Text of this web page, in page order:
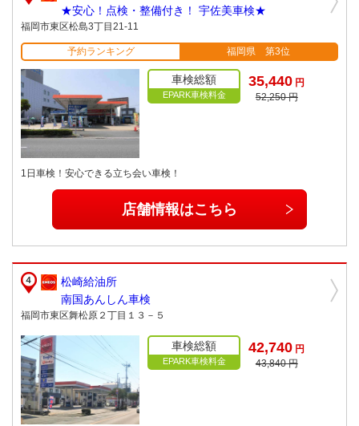
★安心！点検・整備付き！ 宇佐美車検★
福岡市東区松島3丁目21-11
予約ランキング 福岡県 第3位
車検総額
EPARK車検料金
35,440 円
52,250 円
1日車検！安心できる立ち会い車検！
店舗情報はこちら
松崎給油所
南国あんしん車検
福岡市東区舞松原２丁目１３－５
車検総額
EPARK車検料金
42,740 円
43,840 円